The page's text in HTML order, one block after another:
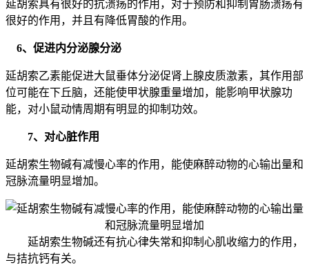
延胡索具有很好的抗溃疡的作用，对于预防和抑制胃肠溃疡有
很好的作用，并且有降低胃酸的作用。
6、促进内分泌腺分泌
延胡索乙素能促进大鼠垂体分泌促肾上腺皮质激素，其作用部
位可能在下丘脑，还能使甲状腺重量增加，能影响甲状腺功
能，对小鼠动情周期有明显的抑制功效。
7、对心脏作用
延胡索生物碱有减慢心率的作用，能使麻醉动物的心输出量和
冠脉流量明显增加。
延胡索生物碱还有抗心律失常和抑制心肌收缩力的作用，
与拮抗钙有关。